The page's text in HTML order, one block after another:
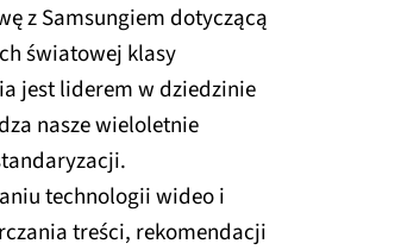
z Samsungiem dotyczącą
światowej klasy
jest liderem w dziedzinie
nasze wieloletnie
technologii wideo i
treści, rekomendacji